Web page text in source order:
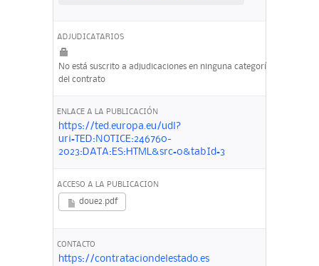
ADJUDICATARIOS
No está suscrito a adjudicaciones en ninguna categoría
del contrato
ENLACE A LA PUBLICACIÓN
https://ted.europa.eu/udl?
uri=TED:NOTICE:246760-
2023:DATA:ES:HTML&src=0&tabId=3
ACCESO A LA PUBLICACION
doue2.pdf
CONTACTO
https://contrataciondelestado.es